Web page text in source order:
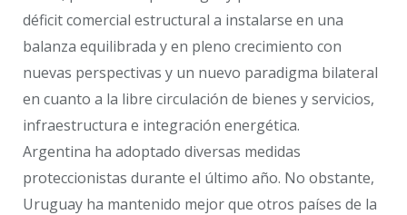
déficit comercial estructural a instalarse en una
balanza equilibrada y en pleno crecimiento con
nuevas perspectivas y un nuevo paradigma bilateral
en cuanto a la libre circulación de bienes y servicios,
infraestructura e integración energética.
Argentina ha adoptado diversas medidas
proteccionistas durante el último año. No obstante,
Uruguay ha mantenido mejor que otros países de la